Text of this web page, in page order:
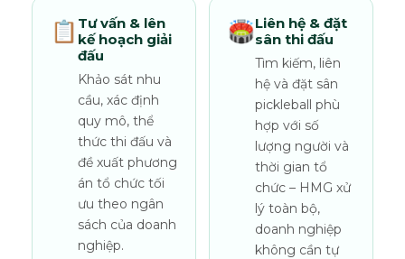
📋 Tư vấn & lên
kế hoạch giải
đấu
Khảo sát nhu
cầu, xác định
quy mô, thể
thức thi đấu và
đề xuất phương
án tổ chức tối
ưu theo ngân
sách của doanh
nghiệp.
🏟️Liên hệ & đặt
sân thi đấu
Tìm kiếm, liên
hệ và đặt sân
pickleball phù
hợp với số
lượng người và
thời gian tổ
chức – HMG xử
lý toàn bộ,
doanh nghiệp
không cần tự